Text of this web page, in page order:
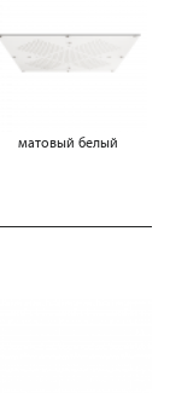
матовый белый